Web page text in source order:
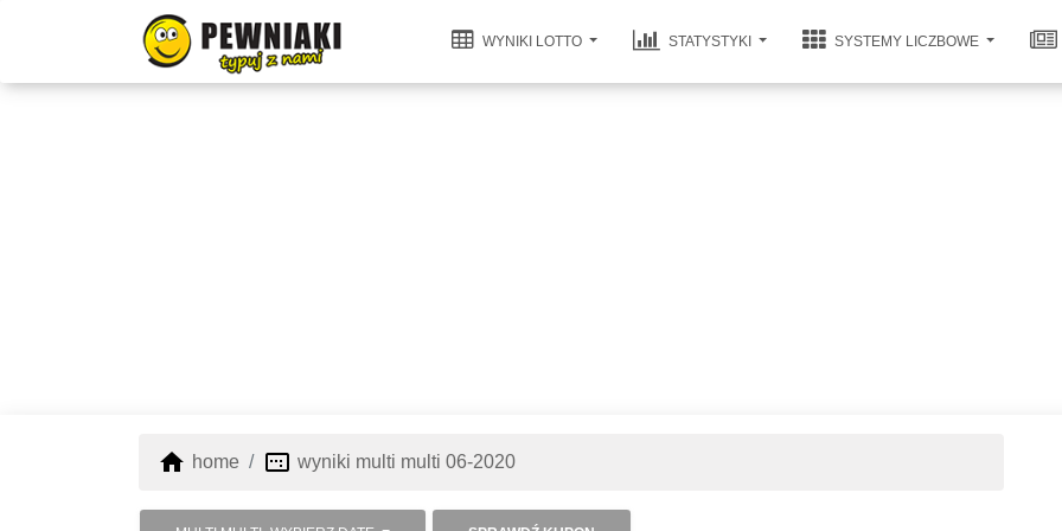
WYNIKI LOTTO STATYSTYKI SYSTEMY LICZBOWE
home home image_aspect_ratio wyniki multi multi 06-2020